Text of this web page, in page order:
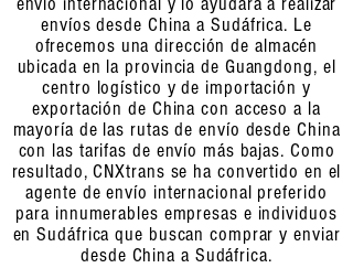
envíos desde China a Sudáfrica. Le
ofrecemos una dirección de almacén
ubicada en la provincia de Guangdong, el
centro logístico y de importación y
exportación de China con acceso a la
mayoría de las rutas de envío desde China
con las tarifas de envío más bajas. Como
resultado, CNXtrans se ha convertido en el
agente de envío internacional preferido
para innumerables empresas e individuos
en Sudáfrica que buscan comprar y enviar
desde China a Sudáfrica.